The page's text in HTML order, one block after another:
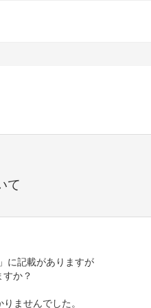
て
に記載がありますが
か？
ませんでした。